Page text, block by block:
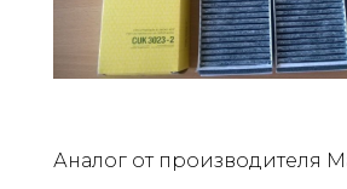
Аналог от производителя